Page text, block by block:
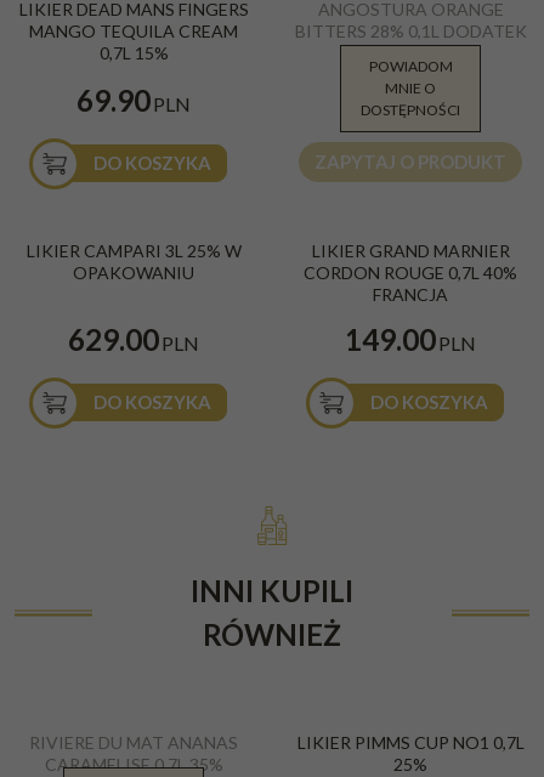
LIKIER DEAD MANS FINGERS
MANGO TEQUILA CREAM
0,7L 15%
69.90PLN
DO KOSZYKA
ANGOSTURA ORANGE
BITTERS 28% 0,1L DODATEK
DO DRINKÓW
69.00PLN
ZAPYTAJ O PRODUKT
POWIADOM
MNIE O
DOSTĘPNOŚCI
LIKIER CAMPARI 3L 25% W
OPAKOWANIU
629.00PLN
DO KOSZYKA
LIKIER GRAND MARNIER
CORDON ROUGE 0,7L 40%
FRANCJA
149.00PLN
DO KOSZYKA
INNI KUPILI
RÓWNIEŻ
RIVIERE DU MAT ANANAS
CARAMELISE 0,7L 35%
LIKIER PIMMS CUP NO1 0,7L
25%